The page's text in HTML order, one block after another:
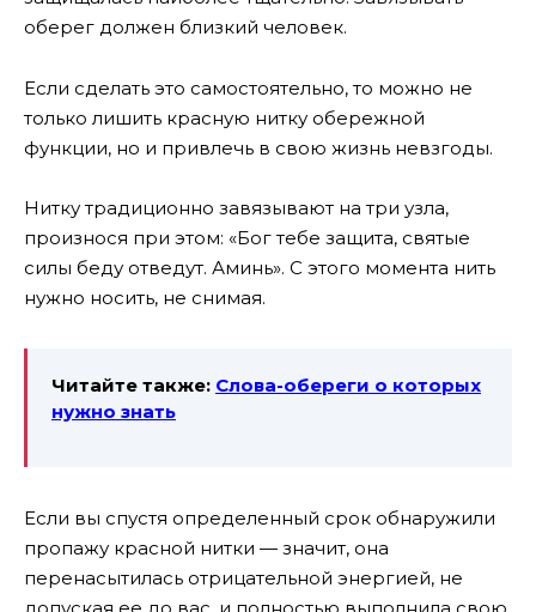
оберег должен близкий человек.
Если сделать это самостоятельно, то можно не
только лишить красную нитку обережной
функции, но и привлечь в свою жизнь невзгоды.
Нитку традиционно завязывают на три узла,
произнося при этом: «Бог тебе защита, святые
силы беду отведут. Аминь». С этого момента нить
нужно носить, не снимая.
Читайте также: Слова-обереги о которых
нужно знать
Если вы спустя определенный срок обнаружили
пропажу красной нитки — значит, она
перенасытилась отрицательной энергией, не